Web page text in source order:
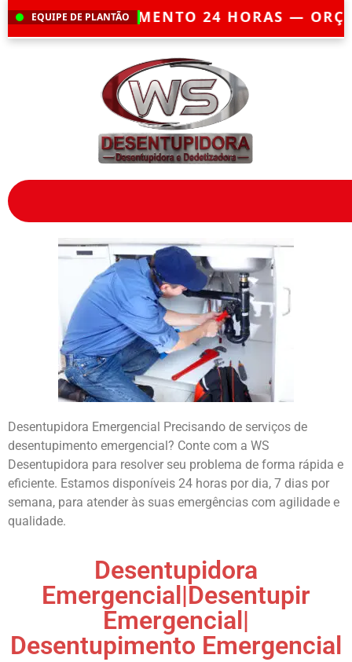
EQUIPE DE PLANTÃO
24 HORAS — ORÇAMENTO
Desentupidora Emergencial Precisando de serviços de
desentupimento emergencial? Conte com a WS
Desentupidora para resolver seu problema de forma rápida e
eficiente. Estamos disponíveis 24 horas por dia, 7 dias por
semana, para atender às suas emergências com agilidade e
qualidade.
Desentupidora
Emergencial|Desentupir
Emergencial|
Desentupimento Emergencial